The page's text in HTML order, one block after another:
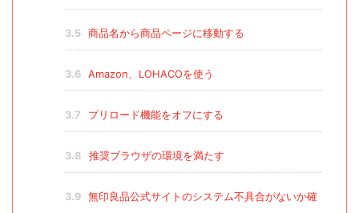
3.5 商品名から商品ページに移動する
3.6 Amazon、LOHACOを使う
3.7 プリロード機能をオフにする
3.8 推奨ブラウザの環境を満たす
3.9
無印良品公式サイトのシステム不具合がないか確